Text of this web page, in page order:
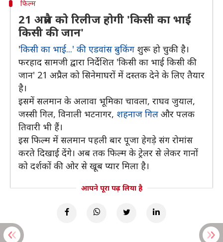
फिल्म
21 अप्रैल को रिलीज होगी 'किसी का भाई
किसी की जान'
'किसी का भाई...' की एडवांस बुकिंग शुरू हो चुकी है।
फरहाद सामजी द्वारा निर्देशित 'किसी का भाई किसी की
जान' 21 अप्रैल को सिनेमाघरों में दस्तक देने के लिए तैयार
है।
इसमें सलमान के अलावा भूमिका चावला, राघव जुयाल,
जस्सी गिल, विनाली भटनागर, शहनाज गिल और पलक
तिवारी भी हैं।
इस फिल्म में सलमान पहली बार पूजा हेगड़े संग रोमांस
करते दिखाई देंगे। अब तक फिल्म के ट्रेलर से लेकर गानों
को दर्शकों की ओर से खूब प्यार मिला है।
आपने पूरा पढ़ लिया है